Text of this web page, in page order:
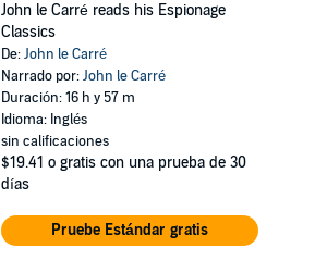
John le Carré reads his Espionage
Classics
De:John le Carré
Narrado por:John le Carré
Duración: 16 h y 57 m
Idioma: Inglés
sin calificaciones
$19.41 o gratis con una prueba de 30
días
Pruebe Estándar gratis